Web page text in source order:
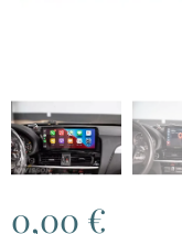
0,00 €